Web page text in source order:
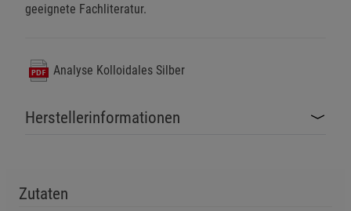
geeignete Fachliteratur.
Analyse Kolloidales Silber
Herstellerinformationen
Zutaten